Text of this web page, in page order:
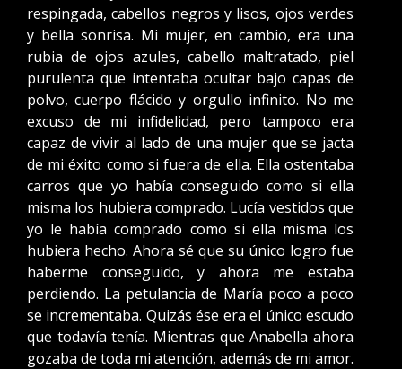
respingada, cabellos negros y lisos, ojos verdes
y bella sonrisa. Mi mujer, en cambio, era una
rubia de ojos azules, cabello maltratado, piel
purulenta que intentaba ocultar bajo capas de
polvo, cuerpo flácido y orgullo infinito. No me
excuso de mi infidelidad, pero tampoco era
capaz de vivir al lado de una mujer que se jacta
de mi éxito como si fuera de ella. Ella ostentaba
carros que yo había conseguido como si ella
misma los hubiera comprado. Lucía vestidos que
yo le había comprado como si ella misma los
hubiera hecho. Ahora sé que su único logro fue
haberme conseguido, y ahora me estaba
perdiendo. La petulancia de María poco a poco
se incrementaba. Quizás ése era el único escudo
que todavía tenía. Mientras que Anabella ahora
gozaba de toda mi atención, además de mi amor.